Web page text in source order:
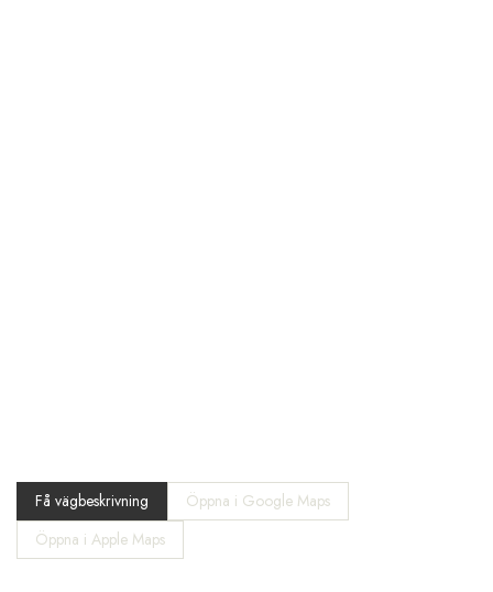
Få vägbeskrivning
Öppna i Google Maps
Öppna i Apple Maps